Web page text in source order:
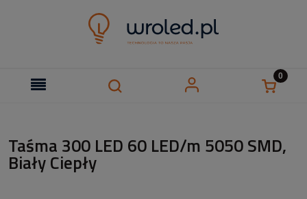
Taśma 300 LED 60 LED/m 5050 SMD,
Biały Ciepły